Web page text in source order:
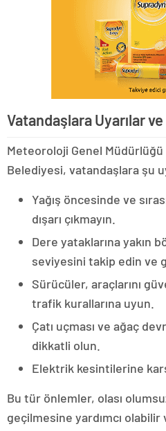
Vatandaşlara Uyarılar
Meteoroloji Genel
Belediyesi, vatandaşlara şu
Yağış öncesinde ve
dışarı çıkmayın.
Dere yataklarına yakın
seviyesini takip edin ve
Sürücüler, araçlarını
trafik kurallarına uyun.
Çatı uçması ve ağaç
dikkatli olun.
Elektrik kesintilerine
Bu tür önlemler, olası
geçilmesine yardımcı